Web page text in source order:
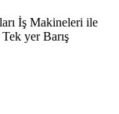
İş Makineleri ile
yer Barış